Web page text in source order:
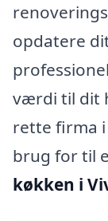
opdatere
værdi til dit
rette firma
brug for til
køkken i